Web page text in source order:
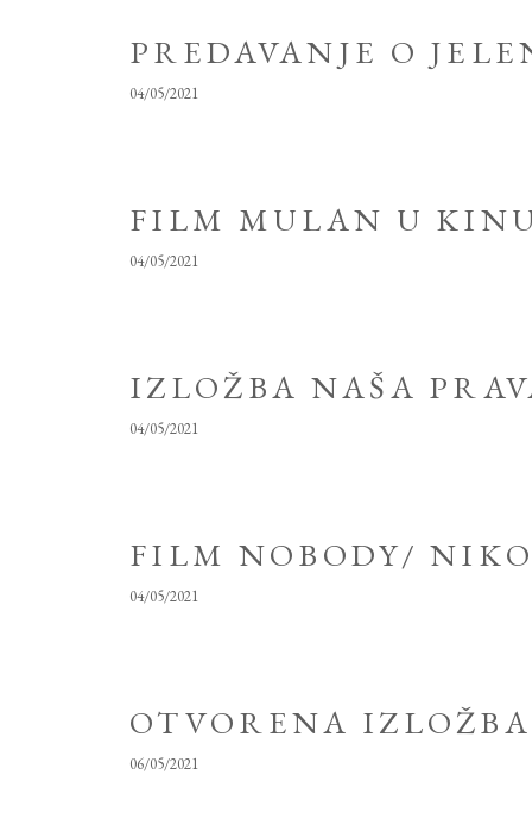
PREDAVANJE O
04/05/2021
FILM MULAN U
04/05/2021
IZLOŽBA NAŠA
04/05/2021
FILM NOBODY/
04/05/2021
OTVORENA
06/05/2021